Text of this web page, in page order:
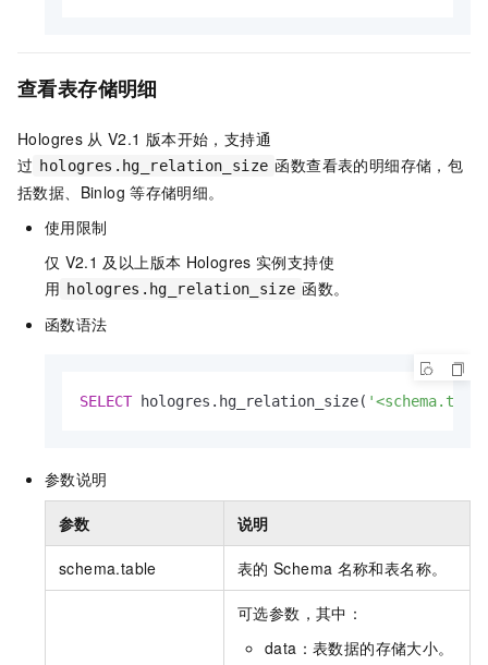
查看表存储明细
Hologres 从 V2.1 版本开始，支持通
过 hologres.hg_relation_size 函数查看表的明细存储，包
括数据、Binlog 等存储明细。
使用限制
仅 V2.1 及以上版本 Hologres 实例支持使
用 hologres.hg_relation_size 函数。
函数语法
SELECT hologres.hg_relation_size(
参数说明
参数 说明
schema.table 表的 Schema 名称和表名称。
可选参数，其中：
data：表数据的存储大小。